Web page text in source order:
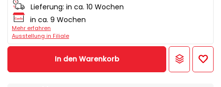
Lieferung: in ca. 10 Wochen
in ca. 9 Wochen
Mehr erfahren
Ausstellung in Filiale
In den Warenkorb